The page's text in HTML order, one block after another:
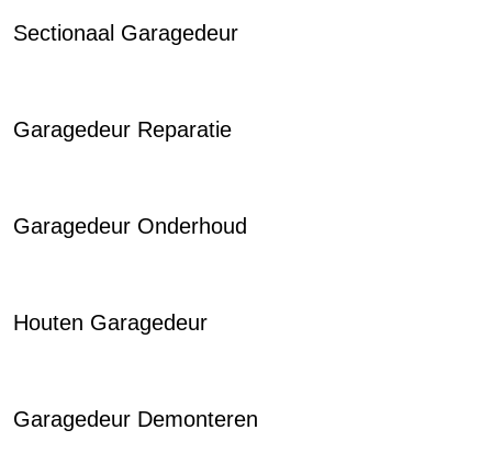
Sectionaal Garagedeur
Garagedeur Reparatie
Garagedeur Onderhoud
Houten Garagedeur
Garagedeur Demonteren